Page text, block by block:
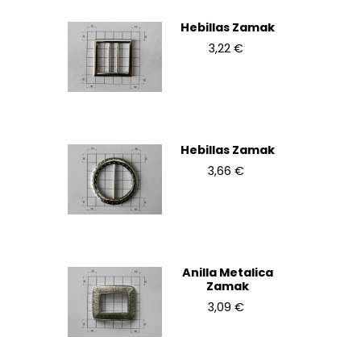
Hebillas Zamak
3,22 €
Hebillas Zamak
3,66 €
Anilla Metalica
Zamak
3,09 €